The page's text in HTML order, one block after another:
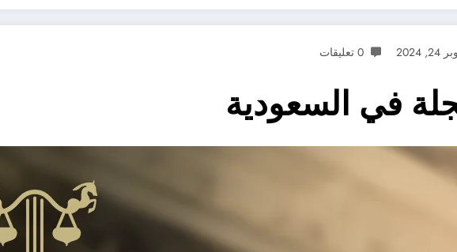
2024 0 تعليقات
في السعودية